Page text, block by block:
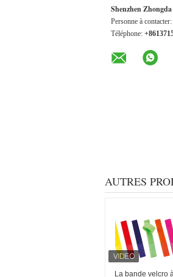
Shenzhen
Personne à contacter:
Téléphone:
AUTRES
La bande velcro